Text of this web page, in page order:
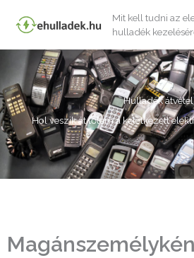
Mit kell tudni az
hulladék
Hulladék átvétel
Hol veszik át tőlem a keletkezett